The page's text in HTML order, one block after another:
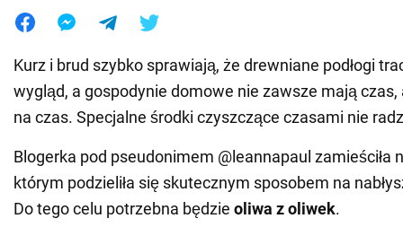
Kurz i brud szybko sprawiają, że drewniane podłogi
wygląd, a gospodynie domowe nie zawsze mają
na czas. Specjalne środki czyszczące czasami nie
Blogerka pod pseudonimem @leannapaul zamieściła
którym podzieliła się skutecznym sposobem na
Do tego celu potrzebna będzie oliwa z oliwek.